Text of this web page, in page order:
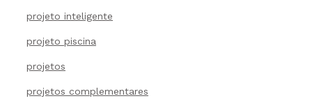
projeto inteligente
projeto piscina
projetos
projetos complementares